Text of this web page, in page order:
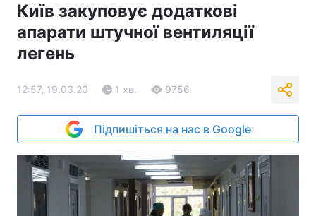
Київ закуповує додаткові
апарати штучної вентиляції
легень
12:57, 19.03.20 1 хв. 9756
Підпишіться на нас в Google